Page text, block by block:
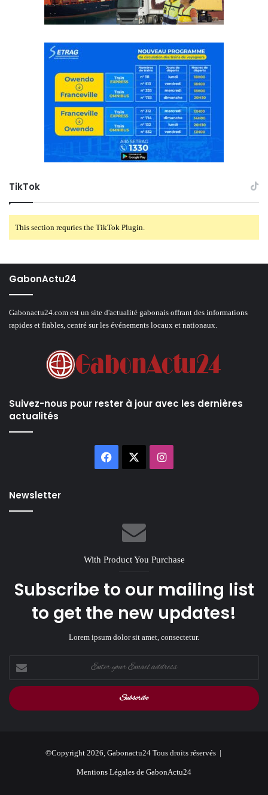
TikTok
This section requries the TikTok Plugin.
GabonActu24
Gabonactu24.com est un site d'actualité gabonais offrant des informations
rapides et fiables, centré sur les événements locaux et nationaux.
Suivez-nous pour rester à jour avec les dernières
actualités
Facebook Instagram
Newsletter
With Product You Purchase
Subscribe to our mailing list
to get the new updates!
Lorem ipsum dolor sit amet, consectetur.
your
Email
address
©Copyright 2026, Gabonactu24 Tous droits réservés |
Mentions Légales de GabonActu24